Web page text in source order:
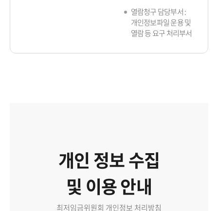
열람청구 담당부서 :
개인정보파일 운용 및
열람 등 요구 처리부서
개인 정보 수집
및 이용 안내
최저임금위원회 개인정보 처리방침